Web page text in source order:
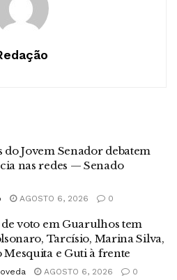
do Jovem Senador debatem
nas redes — Senado
AGOSTO 6, 2026 0
voto em Guarulhos tem
Tarcísio, Marina Silva,
Mesquita e Guti à frente
AGOSTO 6, 2026 0